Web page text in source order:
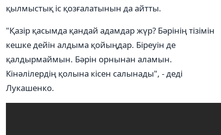
қылмыстық іс қозғалатынын да айтты.
"Қазір қасымда қандай адамдар жүр? Бәрінің тізімін
кешке дейін алдыма қойыңдар. Біреуін де
қалдырмаймын. Бәрін орнынан аламын.
Кінәлілердің қолына кісен салынады", - деді
Лукашенко.